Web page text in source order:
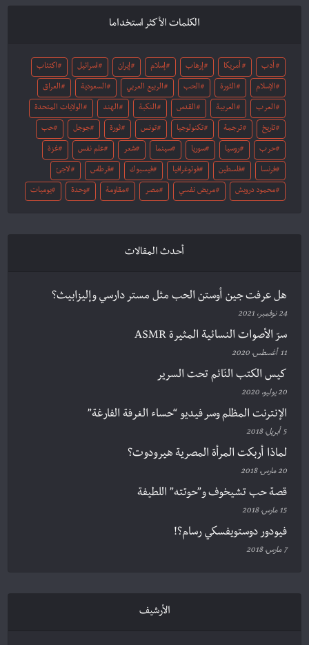
الكلمات الأكثر استخداما
أدب أمريكا إرهاب إسلام إيران اسرائيل اكتئاب
الإسلام الثورة الحب الربيع العربي السعودية العراق
العرب العربية القدس النكبة الهند الولايات المتحدة
تاريخ ترجمة تكنولوجيا تونس ثورة جوجل حب
حرب روسيا سوريا سينما شعر علم نفس غزة
فرنسا فلسطين فوتوغرافيا فيسبوك قرطاس لاجئ
محمود درويش مريض نفسي مصر مقاومة وحدة يوميات
أحدث المقالات
هل عرفت جين أوستن الحب مثل مستر دارسي وإليزابيث؟
24 نوفمبر، 2021
سرّ الأصوات النسائية المثيرة ASMR
11 أغسطس، 2020
كيس الكتب النّائم تحت السرير
20 يوليو، 2020
الإنترنت المظلم وسر فيديو “حساء الغرفة الفارغة”
5 أبريل، 2018
لماذا أربكت المرأة المصرية هيرودوت؟
20 مارس، 2018
قصة حب تشيخوف و”حوتته” اللطيفة
15 مارس، 2018
فيودور دوستويفسكي رسام؟!
7 مارس، 2018
الأرشيف